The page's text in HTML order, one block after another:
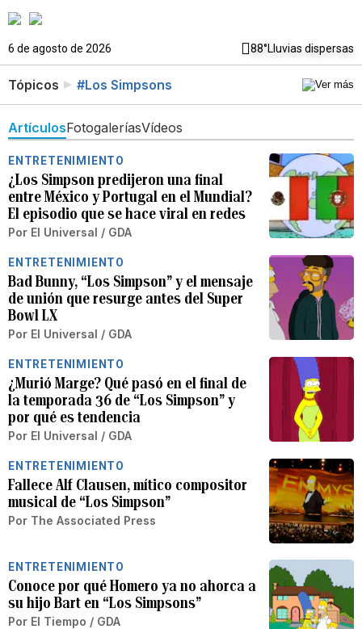
6 de agosto de 2026 88°Lluvias dispersas
Tópicos #Los Simpsons
ArtículosFotogaleríasVídeos
ENTRETENIMIENTO
¿Los Simpson predijeron una final
entre México y Portugal en el Mundial?
El episodio que se hace viral en redes
Por El Universal / GDA
ENTRETENIMIENTO
Bad Bunny, “Los Simpson” y el mensaje
de unión que resurge antes del Super
Bowl LX
Por El Universal / GDA
ENTRETENIMIENTO
¿Murió Marge? Qué pasó en el final de
la temporada 36 de “Los Simpson” y
por qué es tendencia
Por El Universal / GDA
ENTRETENIMIENTO
Fallece Alf Clausen, mítico compositor
musical de “Los Simpson”
Por The Associated Press
ENTRETENIMIENTO
Conoce por qué Homero ya no ahorca a
su hijo Bart en “Los Simpsons”
Por El Tiempo / GDA